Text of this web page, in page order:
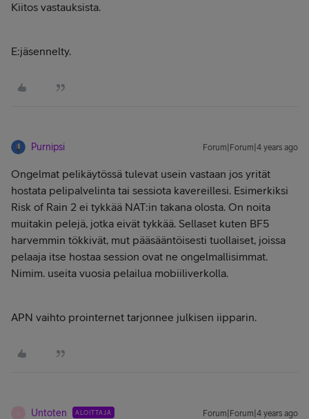
Kiitos vastauksista.
E:jäsennelty.
Purnipsi Forum|Forum|4 years ago
Ongelmat pelikäytössä tulevat usein vastaan jos yrität
hostata pelipalvelinta tai sessiota kavereillesi. Esimerkiksi
Risk of Rain 2 ei tykkää NAT:in takana olosta. On noita
muitakin pelejä, jotka eivät tykkää. Sellaset kuten BF5
harvemmin tökkivät, mut pääsääntöisesti tuollaiset, joissa
pelaaja itse hostaa session ovat ne ongelmallisimmat.
Nimim. useita vuosia pelailua mobiiliverkolla.
APN vaihto prointernet tarjonnee julkisen iipparin.
Untoten ALOITTAJA Forum|Forum|4 years ago